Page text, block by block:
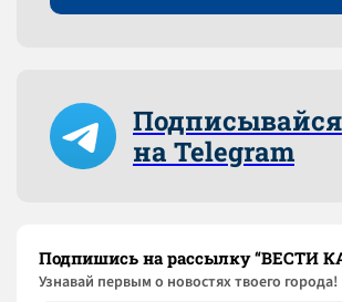
Подписывайся
на Telegram
Подпишись на рассылку “ВЕСТИ
Узнaвай первым о новостях твоего города!